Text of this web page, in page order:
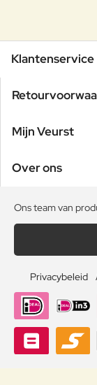
Klantenservice
Mijn Veurst
Over ons
Ons team van
Privacybeleid